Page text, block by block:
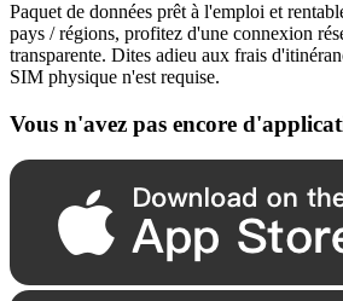
Paquet de données prêt à l'emploi et
pays / régions, profitez d'une connexion
transparente. Dites adieu aux frais
SIM physique n'est requise.
Vous n'avez pas encore